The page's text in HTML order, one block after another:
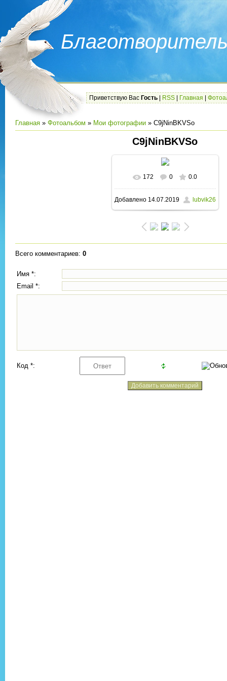
Приветствую Вас Гость RSS Главная
Главная » Фотоальбом » Мои фотографии » C9jNinBKVSo
C9jNinBKVSo
В реальном размере
720x720/ 87.3Kb
172 0 0.0
Добавлено14.07.2019 lubvik26
Всего комментариев: 0
Имя *:
Email *:
Код *: